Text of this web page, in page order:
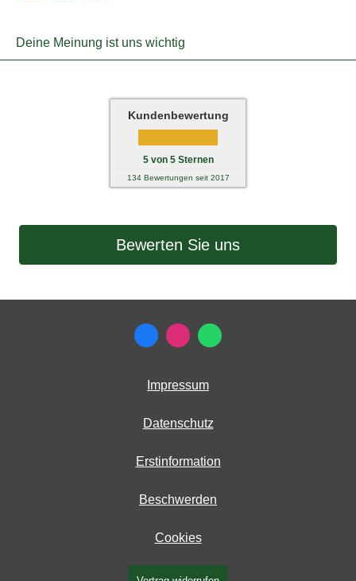
Deine Meinung ist uns wichtig
Kundenbewertung
5von 5Sternen
134Bewertungen seit 2017
Bewerten Sie uns
Impressum
Datenschutz
Erstinformation
Beschwerden
Cookies